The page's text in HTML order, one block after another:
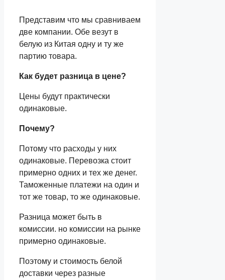
Представим что мы сравниваем
две компании. Обе везут в
белую из Китая одну и ту же
партию товара.
Как будет разница в цене?
Цены будут практически
одинаковые.
Почему?
Потому что расходы у них
одинаковые. Перевозка стоит
примерно одних и тех же денег.
Таможенные платежи на один и
тот же товар, то же одинаковые.
Разница может быть в
комиссии. но комиссии на рынке
примерно одинаковые.
Поэтому и стоимость белой
доставки через разные